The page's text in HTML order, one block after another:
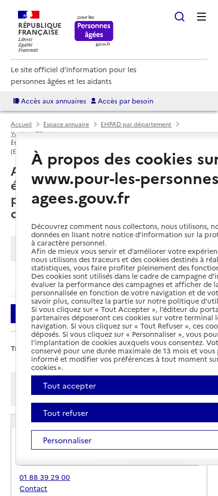
RÉPUBLIQUE
FRANÇAISE
Le site officiel d'information pour les
personnes âgées et les aidants
Accès aux annuaires Accès par besoin
Accueil Espace annuaire
EHPAD par département
Yvelines (78)
Établissement d'hébergement pour personnes âgées dépendantes
(EHPAD)
Ablis (78660) : liste des
établissements d'hébergement
pour personnes âgées
dépendantes (EHPAD)
Modifier ma recherche
Ajouter cette recherche aux favoris
Filtrer
Trier par :
Afficher les résultats par:
Mode liste
Mode carte
EHPAD Les Deux Colombes
Adresse
72 rue de Boinville
78660-Ablis
01 88 39 29 00
Contact
À propos des cookies
www.pour-les-
agees.gouv.fr
Découvrez comment nous collectons, nous utilisons,
données en lisant notre notice d’information sur la
à caractère personnel.
Afin de mieux vous servir et d’améliorer votre
nous utilisons des traceurs et des cookies destinés à
statistiques, vous faire profiter pleinement des
Des cookies sont utilisés dans le cadre de campagne
évaluer la performance des campagnes et afficher de
personnalisée en fonction de votre navigation et de
savoir plus, consultez la partie sur notre politique
Si vous cliquez sur « Tout Accepter », l’éditeur du
partenaires déposeront ces cookies sur votre terminal
navigation. Si vous cliquez sur « Tout Refuser », ces
déposés. Si vous cliquez sur « Personnaliser », vous
l’implantation de cookies auxquels vous consentez.
conservé pour une durée maximale de 13 mois et
informé et modifier vos préférences à tout moment
cookies ».
Tout accepter
Tout refuser
Personnaliser